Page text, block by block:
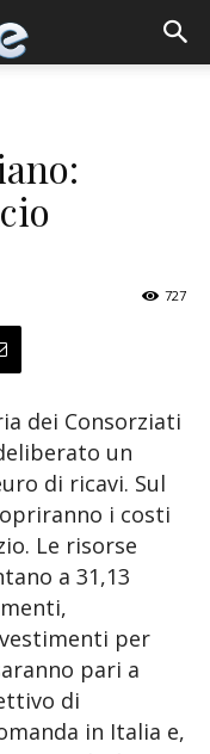
727
dei Consorziati
un
di ricavi. Sul
i costi
Le risorse
a 31,13
per
pari a
di
in Italia e,